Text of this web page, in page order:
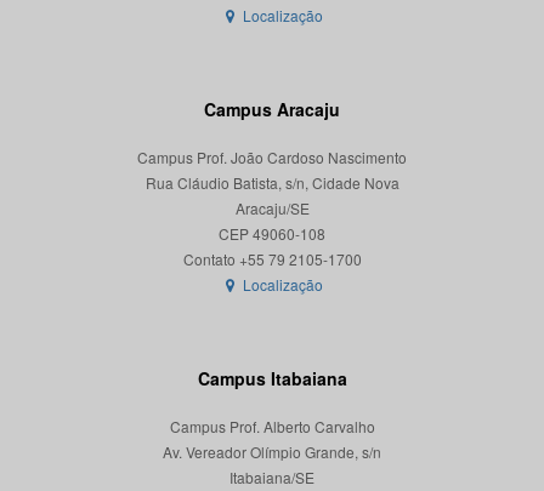
Localização
Campus Aracaju
Campus Prof. João Cardoso Nascimento
Rua Cláudio Batista, s/n, Cidade Nova
Aracaju/SE
CEP 49060-108
Localização
Campus Itabaiana
Campus Prof. Alberto Carvalho
Av. Vereador Olímpio Grande, s/n
Itabaiana/SE